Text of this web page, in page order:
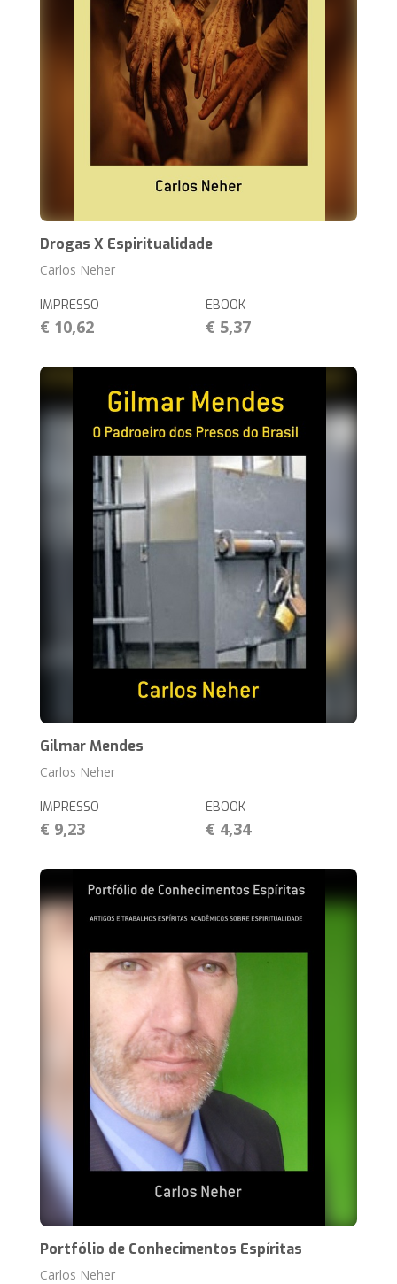
Drogas X Espiritualidade
Carlos Neher
IMPRESSO
€ 10,62
EBOOK
€ 5,37
Gilmar Mendes
Carlos Neher
IMPRESSO
€ 9,23
EBOOK
€ 4,34
Portfólio de Conhecimentos Espíritas
Carlos Neher